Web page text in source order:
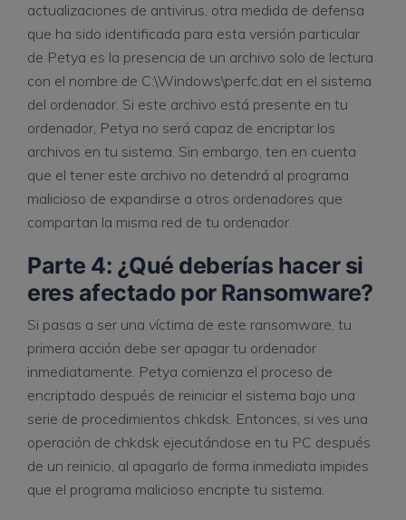
actualizaciones de antivirus, otra medida de defensa
que ha sido identificada para esta versión particular
de Petya es la presencia de un archivo solo de lectura
con el nombre de C:\Windows\perfc.dat en el sistema
del ordenador. Si este archivo está presente en tu
ordenador, Petya no será capaz de encriptar los
archivos en tu sistema. Sin embargo, ten en cuenta
que el tener este archivo no detendrá al programa
malicioso de expandirse a otros ordenadores que
compartan la misma red de tu ordenador.
Parte 4: ¿Qué deberías hacer si
eres afectado por Ransomware?
Si pasas a ser una víctima de este ransomware, tu
primera acción debe ser apagar tu ordenador
inmediatamente. Petya comienza el proceso de
encriptado después de reiniciar el sistema bajo una
serie de procedimientos chkdsk. Entonces, si ves una
operación de chkdsk ejecutándose en tu PC después
de un reinicio, al apagarlo de forma inmediata impides
que el programa malicioso encripte tu sistema.